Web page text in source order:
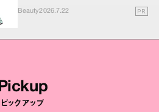
Beauty2026.7.22 PR
Pickup
ピックアップ